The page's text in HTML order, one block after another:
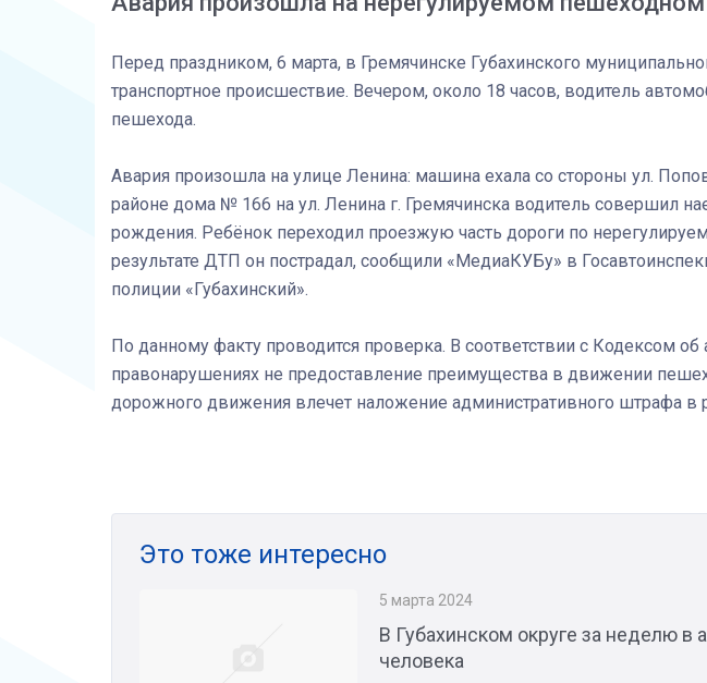
Перед праздником, 6 марта, в Гремячинске Губахинского
транспортное происшествие. Вечером, около 18 часов, водитель
пешехода.
Авария произошла на улице Ленина: машина ехала со стороны ул.
районе дома № 166 на ул. Ленина г. Гремячинска водитель совершил
рождения. Ребёнок переходил проезжую часть дороги по
результате ДТП он пострадал, сообщили «МедиаКУБу» в
полиции «Губахинский».
По данному факту проводится проверка. В соответствии с Кодексом
правонарушениях не предоставление преимущества в движении
дорожного движения влечет наложение административного штрафа в
Это тоже интересно
5 марта 2024
В Губахинском округе за неделю в
человека